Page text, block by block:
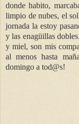
donde habito,
limpio de nubes, el
jornada la estoy
y las enagüillas
y miel, son mis
al menos hasta
domingo a tod@s!